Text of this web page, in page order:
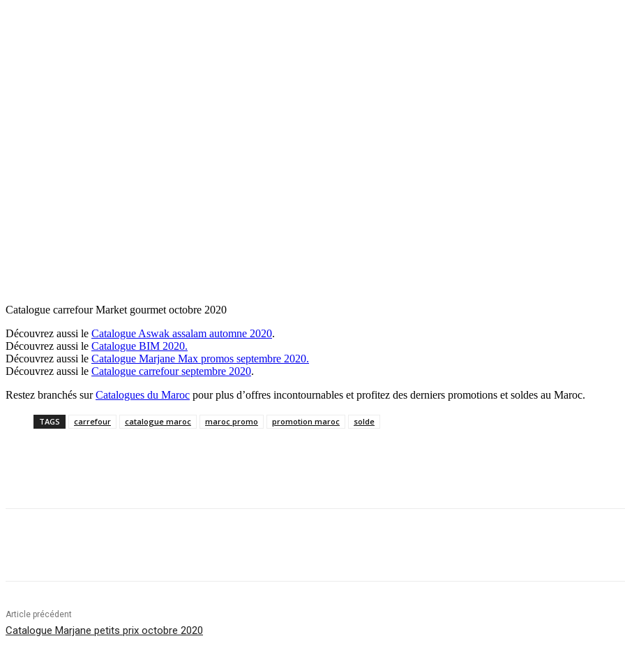
Catalogue carrefour Market gourmet octobre 2020
Découvrez aussi le Catalogue Aswak assalam automne 2020.
Découvrez aussi le Catalogue BIM 2020.
Découvrez aussi le Catalogue Marjane Max promos septembre 2020.
Découvrez aussi le Catalogue carrefour septembre 2020.
Restez branchés surCatalogues du Maroc pour plus d’offres incontournables et profitez des derniers promotions et soldes au Maroc.
TAGS carrefour catalogue maroc maroc promo promotion maroc solde
Article précédent
Catalogue Marjane petits prix octobre 2020